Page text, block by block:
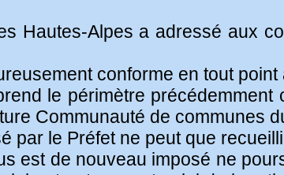
Hautes-Alpes a adressé aux
conforme en tout
le périmètre
Communauté de communes
par le Préfet ne peut que
est de nouveau imposé ne